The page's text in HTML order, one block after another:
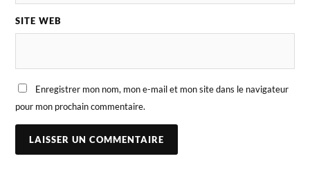
SITE WEB
Enregistrer mon nom, mon e-mail et mon site dans le navigateur
pour mon prochain commentaire.